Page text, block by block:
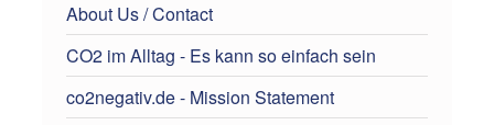
About Us / Contact
CO2 im Alltag - Es kann so einfach sein
co2negativ.de - Mission Statement